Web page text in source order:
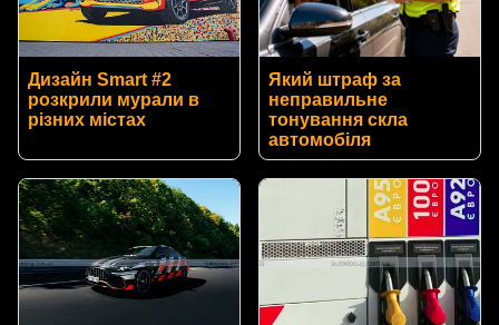
Дизайн Smart #2
розкрили мурали в
різних містах
Який штраф за
неправильне
тонування скла
автомобіля